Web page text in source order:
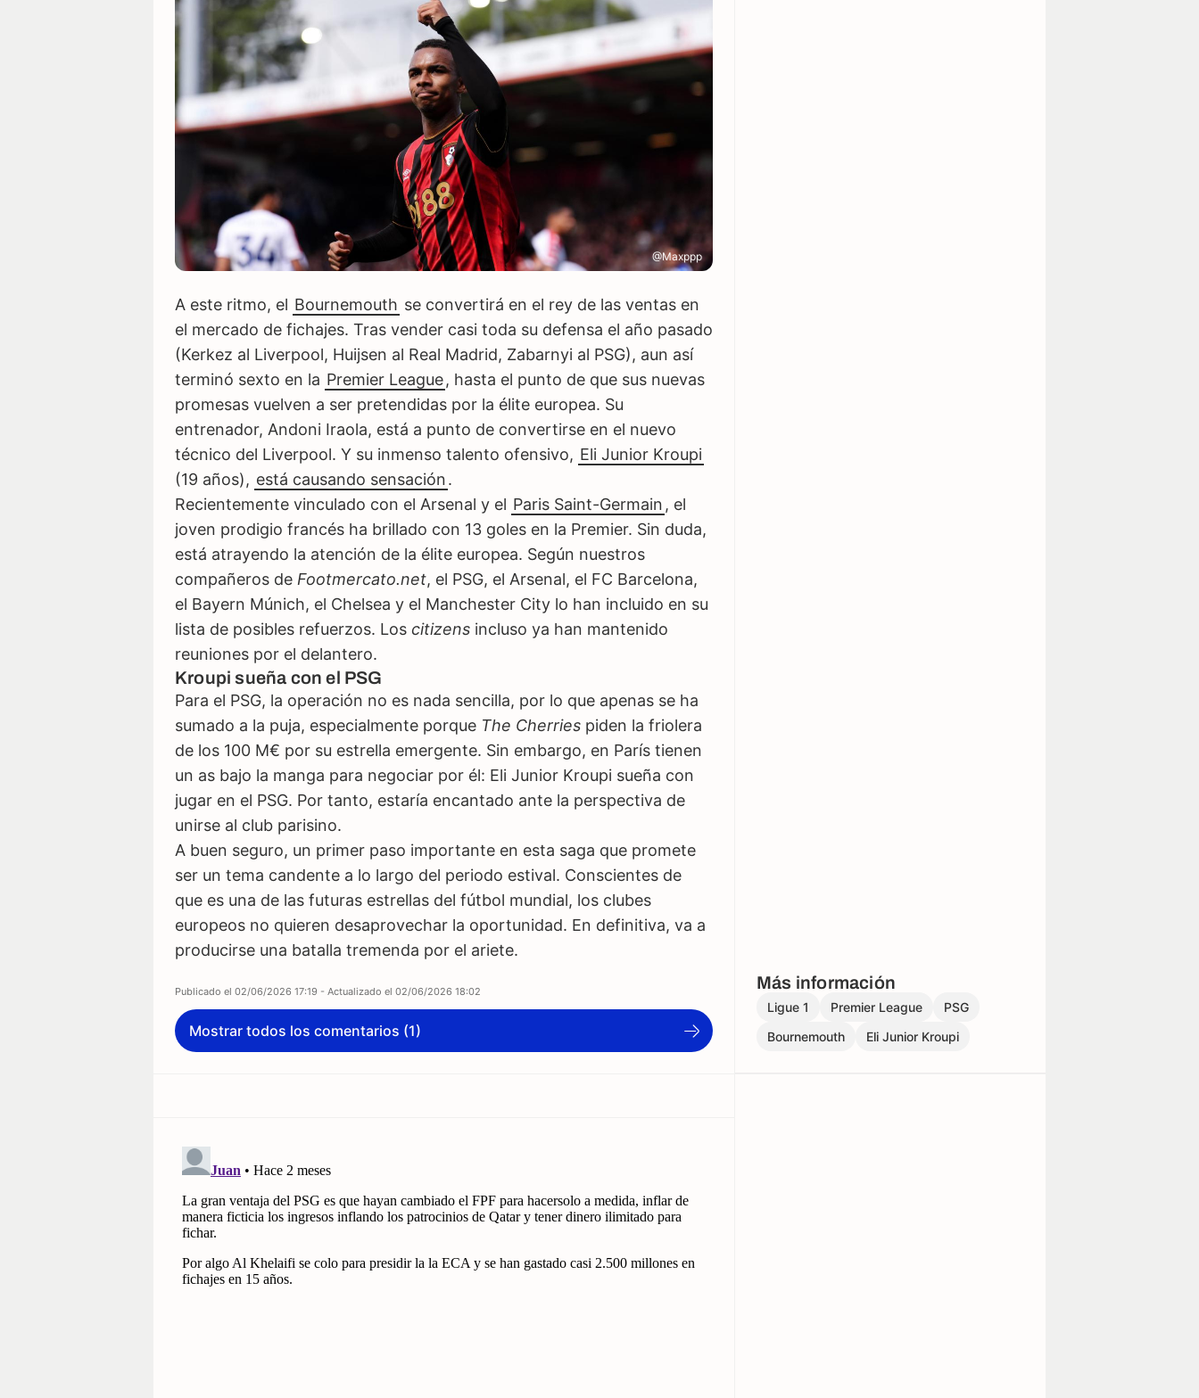
@Maxppp
A este ritmo, el Bournemouth se convertirá en el rey de las ventas en
el mercado de fichajes. Tras vender casi toda su defensa el año pasado
(Kerkez al Liverpool, Huijsen al Real Madrid, Zabarnyi al PSG), aun así
terminó sexto en la Premier League, hasta el punto de que sus nuevas
promesas vuelven a ser pretendidas por la élite europea. Su
entrenador, Andoni Iraola, está a punto de convertirse en el nuevo
técnico del Liverpool. Y su inmenso talento ofensivo, Eli Junior Kroupi
(19 años), está causando sensación.
Recientemente vinculado con el Arsenal y el Paris Saint-Germain , el
joven prodigio francés ha brillado con 13 goles en la Premier. Sin duda,
está atrayendo la atención de la élite europea. Según nuestros
compañeros de Footmercato.net, el PSG, el Arsenal, el FC Barcelona, ​​
el Bayern Múnich, el Chelsea y el Manchester City lo han incluido en su
lista de posibles refuerzos. Los citizens incluso ya han mantenido
reuniones por el delantero.
Kroupi sueña con el PSG
Para el PSG, la operación no es nada sencilla, por lo que apenas se ha
sumado a la puja, especialmente porque The Cherries piden la friolera
de los 100 M€ por su estrella emergente. Sin embargo, en París tienen
un as bajo la manga para negociar por él: Eli Junior Kroupi sueña con
jugar en el PSG. Por tanto, estaría encantado ante la perspectiva de
unirse al club parisino.
A buen seguro, un primer paso importante en esta saga que promete
ser un tema candente a lo largo del periodo estival. Conscientes de
que es una de las futuras estrellas del fútbol mundial, los clubes
europeos no quieren desaprovechar la oportunidad. En definitiva, va a
producirse una batalla tremenda por el ariete.
Publicado el 02/06/2026 17:19 - Actualizado el 02/06/2026 18:02
Mostrar todos los comentarios (1)
Más información
Ligue 1 Premier League
PSG
Bournemouth
Eli Junior Kroupi